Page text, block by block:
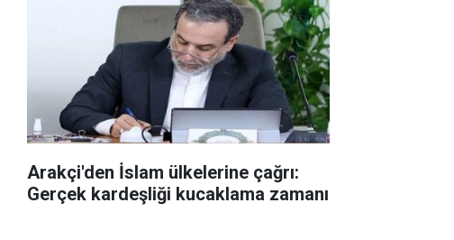
Arakçi'den İslam ülkelerine çağrı:
Gerçek kardeşliği kucaklama zamanı